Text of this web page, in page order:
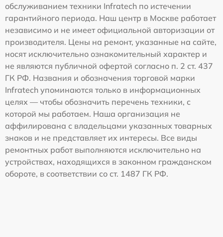
обслуживанием техники Infratech по истечении
гарантийного периода. Наш центр в Москве работает
независимо и не имеет официальной авторизации от
производителя. Цены на ремонт, указанные на сайте,
носят исключительно ознакомительный характер и
не являются публичной офертой согласно п. 2 ст. 437
ГК РФ. Названия и обозначения торговой марки
Infratech упоминаются только в информационных
целях — чтобы обозначить перечень техники, с
которой мы работаем. Наша организация не
аффилирована с владельцами указанных товарных
знаков и не представляет их интересы. Все виды
ремонтных работ выполняются исключительно на
устройствах, находящихся в законном гражданском
обороте, в соответствии со ст. 1487 ГК РФ.